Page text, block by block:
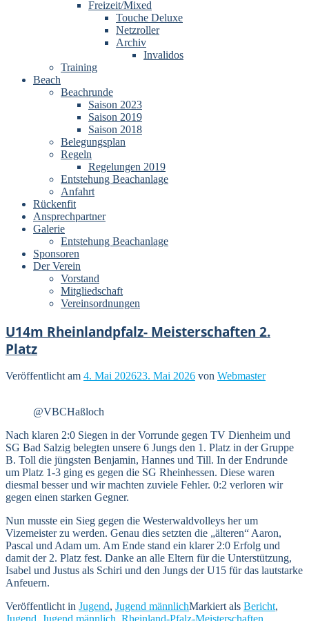
Freizeit/Mixed
Touche Deluxe
Netzroller
Archiv
Invalidos
Training
Beach
Beachrunde
Saison 2023
Saison 2019
Saison 2018
Belegungsplan
Regeln
Regelungen 2019
Entstehung Beachanlage
Anfahrt
Rückenfit
Ansprechpartner
Galerie
Entstehung Beachanlage
Sponsoren
Der Verein
Vorstand
Mitgliedschaft
Vereinsordnungen
U14m Rheinlandpfalz- Meisterschaften 2.
Platz
Veröffentlicht am 4. Mai 202623. Mai 2026 von Webmaster
@VBCHaßloch
Nach klaren 2:0 Siegen in der Vorrunde gegen TV Dienheim und
SG Bad Salzig belegten unsere 6 Jungs den 1. Platz in der Gruppe
B. Toll die jüngsten Benjamin, Hannes und Till. In der Endrunde
um Platz 1-3 ging es gegen die SG Rheinhessen. Diese waren
diesmal besser und wir machten zuviele Fehler. 0:2 verloren wir
gegen einen starken Gegner.
Nun musste ein Sieg gegen die Westerwaldvolleys her um
Vizemeister zu werden. Genau dies setzten die „älteren“ Aaron,
Pascal und Adam um. Am Ende stand ein klarer 2:0 Erfolg und
damit der 2. Platz fest. Danke an alle Eltern für die Unterstützung,
Isabel und Justus als Schiri und den Jungs der U15 für das lautstarke
Anfeuern.
Veröffentlicht in Jugend, Jugend männlichMarkiert als Bericht,